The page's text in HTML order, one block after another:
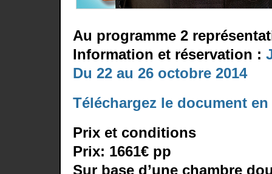
Au programme 2
Information et réservation :
Du 22 au 26 octobre 2014
Téléchargez le document
Prix et conditions
Prix: 1661€ pp
Sur base d’une chambre